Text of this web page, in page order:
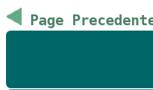
Page